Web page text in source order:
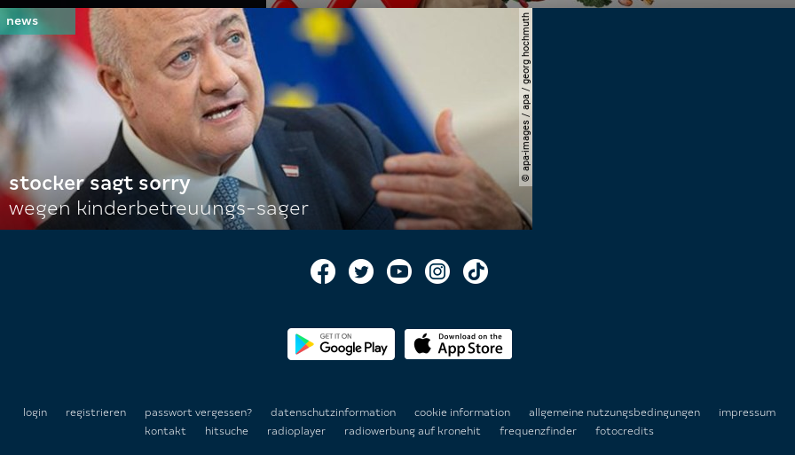
© apa-images / apa / georg hochmuth
stocker sagt sorry
wegen kinderbetreuungs-sager
login registrieren passwort vergessen? datenschutzinformation cookie information allgemeine nutzungsbedingungen
impressum
kontakt
hitsuche radioplayer radiowerbung auf kronehit frequenzfinder fotocredits